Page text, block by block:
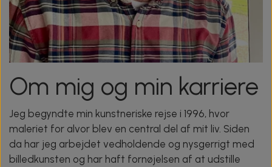
Om mig og min karriere
Jeg begyndte min kunstneriske rejse i 1996, hvor
maleriet for alvor blev en central del af mit liv. Siden
da har jeg arbejdet vedholdende og nysgerrigt med
billedkunsten og har haft fornøjelsen af at udstille